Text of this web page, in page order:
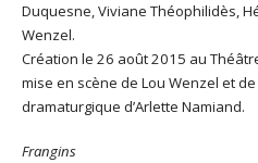
Duquesne, Viviane Théophilidès,
Wenzel.
Création le 26 août 2015 au
mise en scène de Lou Wenzel et
dramaturgique d’Arlette Namiand.
Frangins